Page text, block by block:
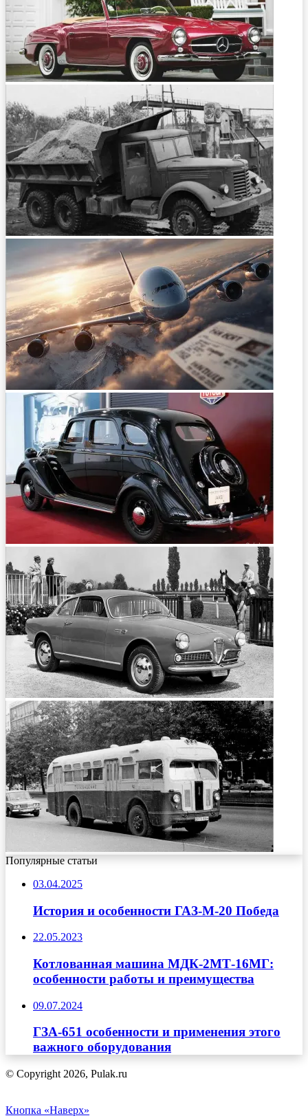
Популярные статьи
03.04.2025
История и особенности ГАЗ-М-20 Победа
22.05.2023
Котлованная машина МДК-2МТ-16МГ:
особенности работы и преимущества
09.07.2024
ГЗА-651 особенности и применения этого
важного оборудования
© Copyright 2026, Pulak.ru
Кнопка «Наверх»